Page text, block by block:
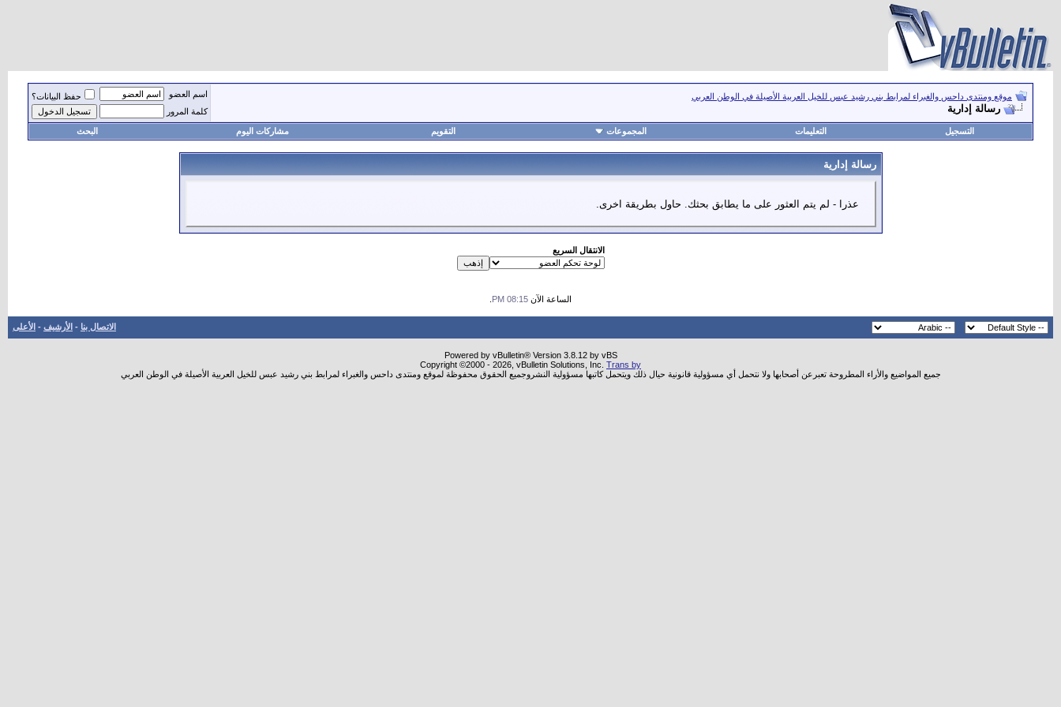
موقع ومنتدى داحس والغبراء لمرابط بني رشيد عبس للخيل العربية الأصيلة في الوطن العربي
رسالة إدارية
اسم العضو
حفظ البيانات؟
كلمة المرور
التسجيل التعليمات المجموعات التقويم مشاركات اليوم البحث
رسالة إدارية
عذرا - لم يتم العثور على ما يطابق بحثك. حاول بطريقة اخرى.
الانتقال السريع
الساعة الآن 08:15 PM
الاتصال بنا - الأرشيف - الأعلى
Powered by vBulletin® Version 3.8.12 by vBS
Copyright ©2000 - 2026, vBulletin Solutions, Inc. Trans by
جميع المواضيع والأراء المطروحة تعبرعن أصحابها ولا نتحمل أي مسؤولية قانونية حيال ذلك ويتحمل كاتبها مسؤولية النشروجميع الحقوق محفوظة لموقع ومنتدى داحس والغبراء لمرابط بني رشيد عبس للخيل العربية الأصيلة في الوطن العربي